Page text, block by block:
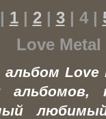
1| 2| 3| 4 |
Love Metal
Love
альбомов,